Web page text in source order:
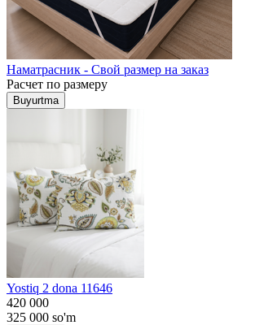
Наматрасник - Свой размер на заказ
Расчет по размеру
Buyurtma
Yostiq 2 dona 11646
420 000
325 000 so'm